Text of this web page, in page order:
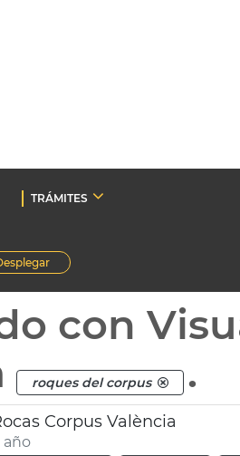
TRÁMITES
con
roques del corpus .
Corpus València
año